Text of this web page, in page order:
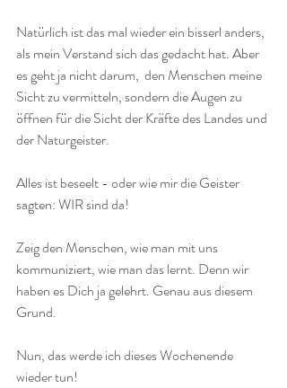
Natürlich ist das mal wieder ein bisserl anders,
als mein Verstand sich das gedacht hat. Aber
es geht ja nicht darum,  den Menschen meine
Sicht zu vermitteln, sondern die Augen zu
öffnen für die Sicht der Kräfte des Landes und
der Naturgeister.
Alles ist beseelt - oder wie mir die Geister
sagten: WIR sind da!
Zeig den Menschen, wie man mit uns
kommuniziert, wie man das lernt. Denn wir
haben es Dich ja gelehrt. Genau aus diesem
Grund.
Nun, das werde ich dieses Wochenende
wieder tun!